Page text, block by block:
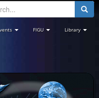
FIGU Library